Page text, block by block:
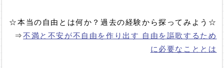
☆本当の自由とは何か？過去の経験から探ってみよう☆
⇒不満と不安が不自由を作り出す 自由を謳歌するため
に必要なこととは